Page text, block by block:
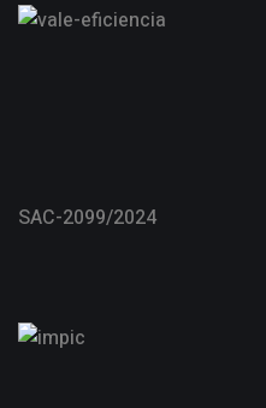
SAC-2099/2024